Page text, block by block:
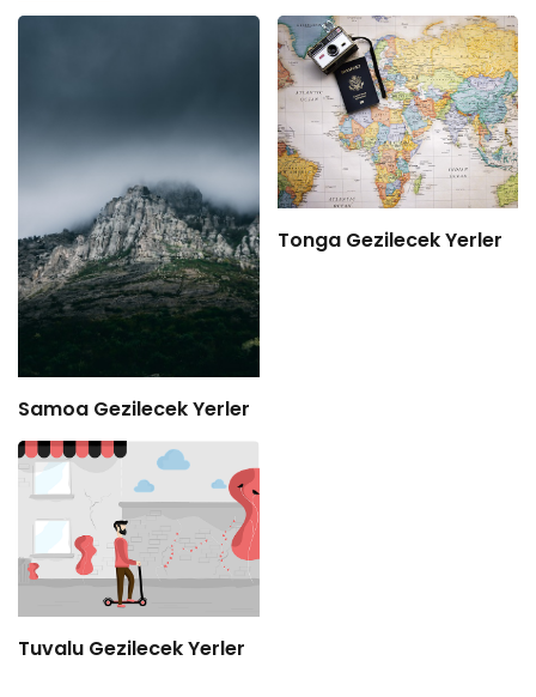
Samoa Gezilecek Yerler
Tonga Gezilecek Yerler
Tuvalu Gezilecek Yerler